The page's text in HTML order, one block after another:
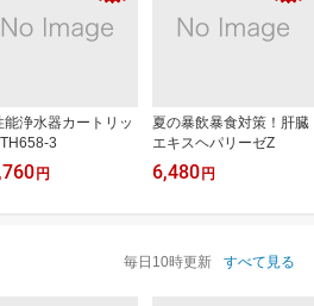
能浄水器カートリッ
3
円
夏の暴飲暴食対策！肝臓
エキスヘパリーゼZ
6,480 円
毎日10時更新 すべて見る